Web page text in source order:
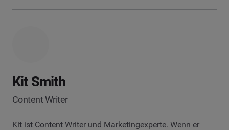
Kit Smith
Content Writer
Kit ist Content Writer und Marketingexperte. Wenn er